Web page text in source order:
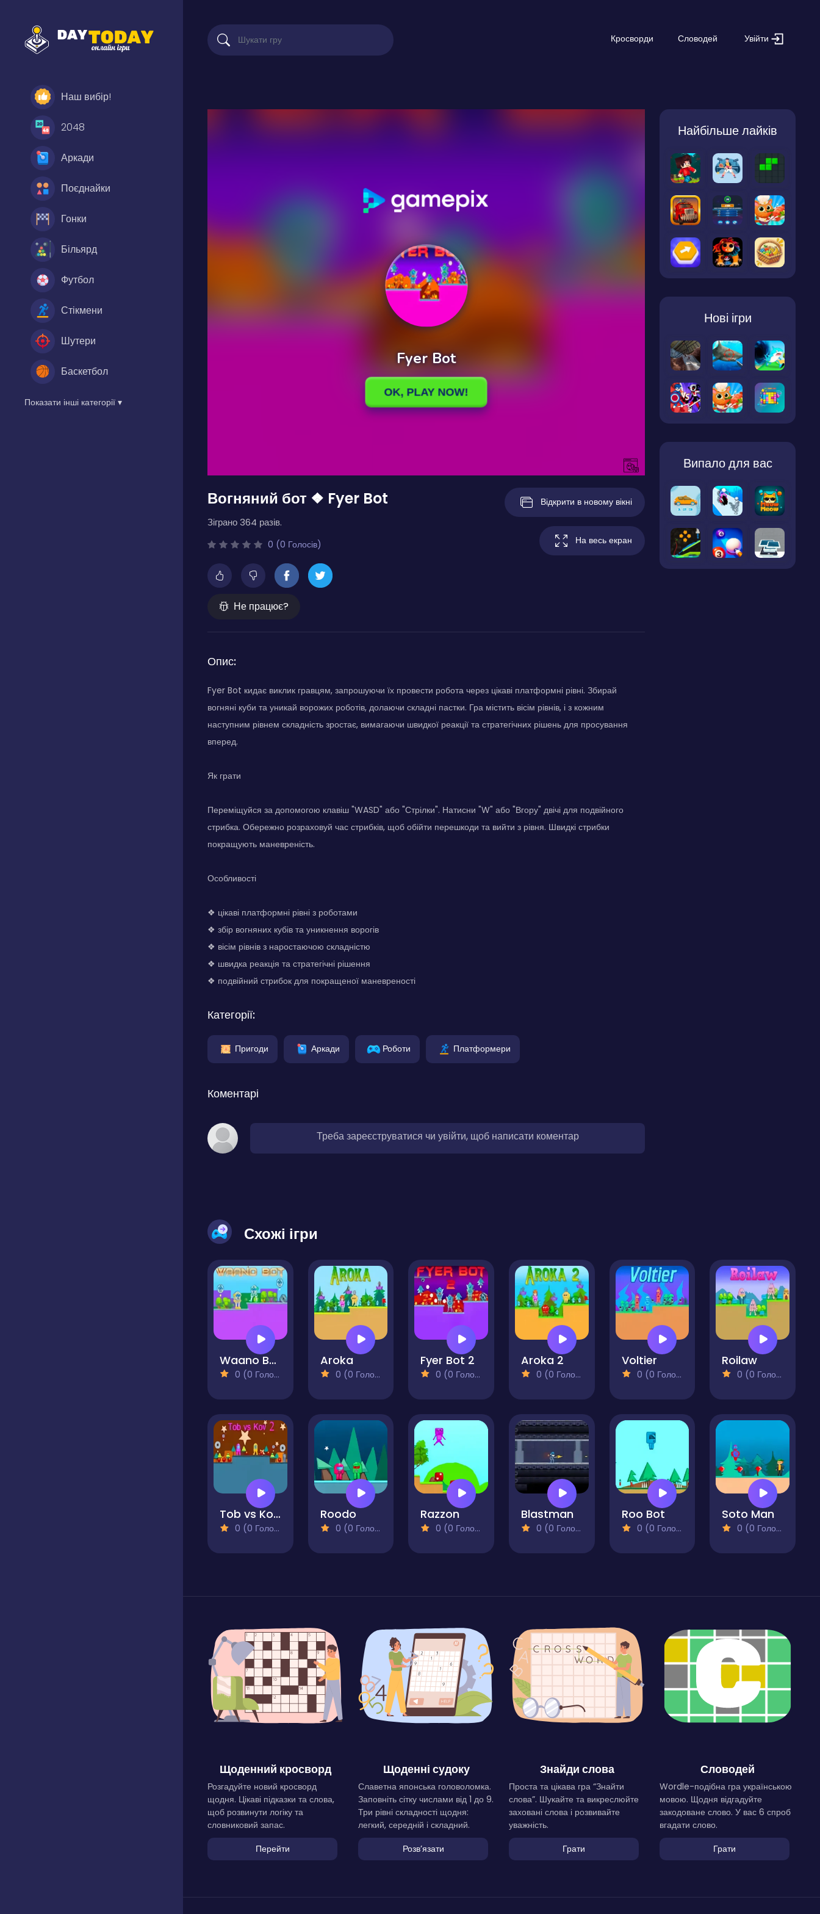
Наш вибір!
2048
Аркади
Поєднайки
Гонки
Більярд
Футбол
Стікмени
Шутери
Баскетбол
Показати інші категорії ▾
Кросворди Словодей Увійти
Вогняний бот ❖ Fyer Bot
Зіграно 364 разів.
0 (0 Голосів)
Не працює?
Відкрити в новому вікні
На весь екран
Опис:
Fyer Bot кидає виклик гравцям, запрошуючи їх провести робота через цікаві платформні рівні. Збирай
вогняні куби та уникай ворожих роботів, долаючи складні пастки. Гра містить вісім рівнів, і з кожним
наступним рівнем складність зростає, вимагаючи швидкої реакції та стратегічних рішень для просування
вперед.
Як грати
Переміщуйся за допомогою клавіш "WASD" або "Стрілки". Натисни "W" або "Вгору" двічі для подвійного
стрибка. Обережно розраховуй час стрибків, щоб обійти перешкоди та вийти з рівня. Швидкі стрибки
покращують маневреність.
Особливості
❖ цікаві платформні рівні з роботами
❖ збір вогняних кубів та уникнення ворогів
❖ вісім рівнів з наростаючою складністю
❖ швидка реакція та стратегічні рішення
❖ подвійний стрибок для покращеної маневреності
Категорії:
Пригоди Аркади Роботи Платформери
Коментарі
Треба зареєструватися чи увійти, щоб написати коментар
Найбільше лайків
Нові ігри
Випало для вас
Схожі ігри
Waano Bot
0 (0 Голосів)
Aroka
0 (0 Голосів)
Fyer Bot 2
0 (0 Голосів)
Aroka 2
0 (0 Голосів)
Voltier
0 (0 Голосів)
Roilaw
0 (0 Голосів)
Tob vs Kov 2
0 (0 Голосів)
Roodo
0 (0 Голосів)
Razzon
0 (0 Голосів)
Blastman
0 (0 Голосів)
Roo Bot
0 (0 Голосів)
Soto Man
0 (0 Голосів)
Щоденний кросворд
Розгадуйте новий кросворд
щодня. Цікаві підказки та слова,
щоб розвинути логіку та
словниковий запас.
Перейти
Щоденні судоку
Славетна японська головоломка.
Заповніть сітку числами від 1 до 9.
Три рівні складності щодня:
легкий, середній і складний.
Розвʼязати
Знайди слова
Проста та цікава гра “Знайти
слова”. Шукайте та викреслюйте
заховані слова і розвивайте
уважність.
Грати
Словодей
Wordle-подібна гра українською
мовою. Щодня відгадуйте
закодоване слово. У вас 6 спроб
вгадати слово.
Грати